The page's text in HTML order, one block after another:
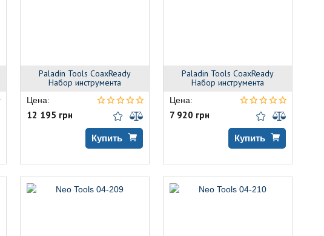
Paladin Tools CoaxReady
Набор инструмента
Цена:
12 195 грн
Купить
Paladin Tools CoaxReady
Набор инструмента
Цена:
7 920 грн
Купить